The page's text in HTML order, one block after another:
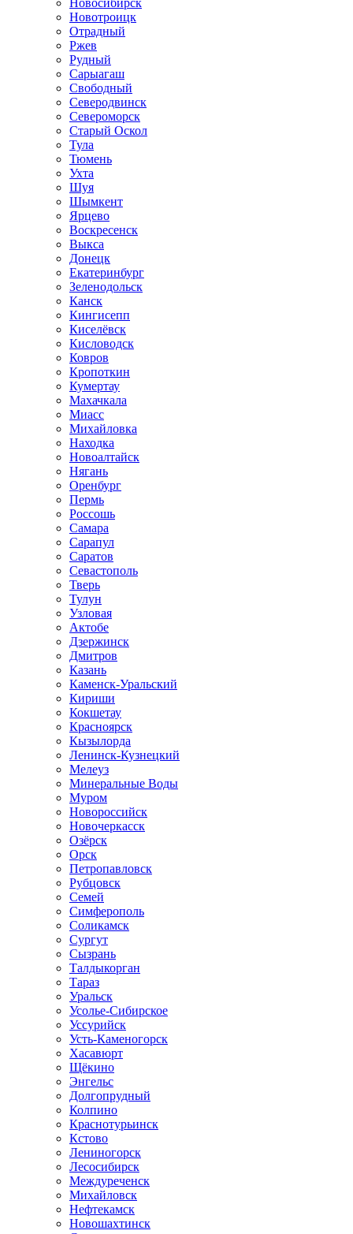
Новосибирск
Новотроицк
Отрадный
Ржев
Рудный
Сарыагаш
Свободный
Северодвинск
Североморск
Старый Оскол
Тула
Тюмень
Ухта
Шуя
Шымкент
Ярцево
Воскресенск
Выкса
Донецк
Екатеринбург
Зеленодольск
Канск
Кингисепп
Киселёвск
Кисловодск
Ковров
Кропоткин
Кумертау
Махачкала
Миасс
Михайловка
Находка
Новоалтайск
Нягань
Оренбург
Пермь
Россошь
Самара
Сарапул
Саратов
Севастополь
Тверь
Тулун
Узловая
Актобе
Дзержинск
Дмитров
Казань
Каменск-Уральский
Кириши
Кокшетау
Красноярск
Кызылорда
Ленинск-Кузнецкий
Мелеуз
Минеральные Воды
Муром
Новороссийск
Новочеркасск
Озёрск
Орск
Петропавловск
Рубцовск
Семей
Симферополь
Соликамск
Сургут
Сызрань
Талдыкорган
Тараз
Уральск
Усолье-Сибирское
Уссурийск
Усть-Каменогорск
Хасавюрт
Щёкино
Энгельс
Долгопрудный
Колпино
Краснотурьинск
Кстово
Лениногорск
Лесосибирск
Междуреченск
Михайловск
Нефтекамск
Новошахтинск